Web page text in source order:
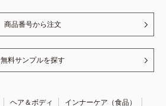
商品番号から注文
無料サンプルを探す
ヘア＆ボディ
インナーケア（食品）